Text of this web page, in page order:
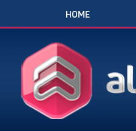
HOME